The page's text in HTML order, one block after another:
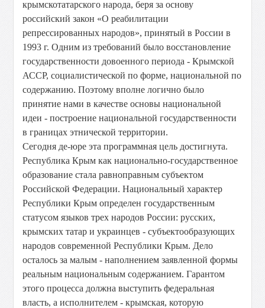
крымскотатарского народа, беря за основу
российский закон «О реабилитации
репрессированных народов», принятый в России в
1993 г. Одним из требований было восстановление
государственности довоенного периода - Крымской
АССР, социалистической по форме, национальной по
содержанию. Поэтому вполне логично было
принятие нами в качестве основы национальной
идеи - построение национальной государственности
в границах этнической территории.
Сегодня де-юре эта программная цель достигнута.
Республика Крым как национально-государственное
образование стала равноправным субъектом
Российской Федерации. Национальный характер
Республики Крым определен государственным
статусом языков трех народов России: русских,
крымских татар и украинцев - субъектообразующих
народов современной Республики Крым. Дело
осталось за малым - наполнением заявленной формы
реальным национальным содержанием. Гарантом
этого процесса должна выступить федеральная
власть, а исполнителем - крымская, которую